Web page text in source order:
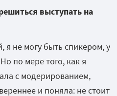
выступать на
я не могу быть спикером, у
по мере того, как я
с модерированием,
и поняла: не стоит